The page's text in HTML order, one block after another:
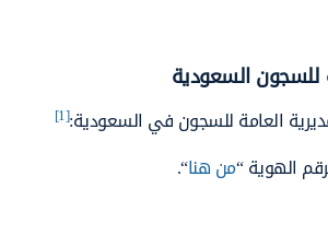
للسجون السعودية
العامة للسجون في السعودية:[1]
الهوية “من هنا“.